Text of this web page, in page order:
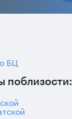
БЦ
поблизости: